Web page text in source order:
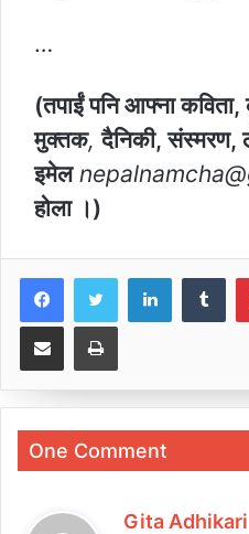
…
(तपाईं पनि आफ्ना
मुक्तक,दैनिकी,
इमेल
होला ।)
LinkedIn
Share via EmailPrint
One Comment
Gita Adhikari